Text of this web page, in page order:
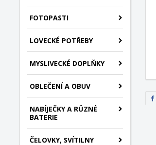
FOTOPASTI
LOVECKÉ POTŘEBY
MYSLIVECKÉ DOPLŇKY
OBLEČENÍ A OBUV
NABÍJEČKY A RŮZNÉ
BATERIE
ČELOVKY, SVÍTILNY